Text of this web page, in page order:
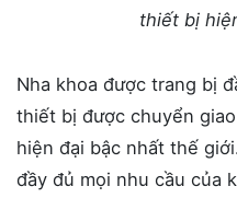
thiết bị
Nha khoa được trang bị
thiết bị được chuyển
hiện đại bậc nhất thế
đầy đủ mọi nhu cầu của